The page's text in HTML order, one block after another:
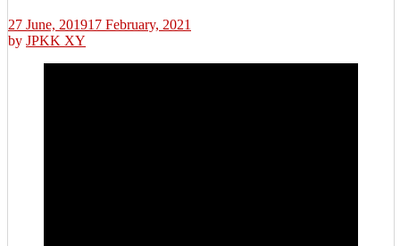
27 June, 201917 February, 2021
by JPKK XY